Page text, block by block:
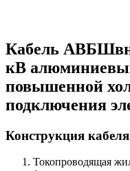
Кабель
кВ
повышенной
подключения
Конструкция
Токопроводящая